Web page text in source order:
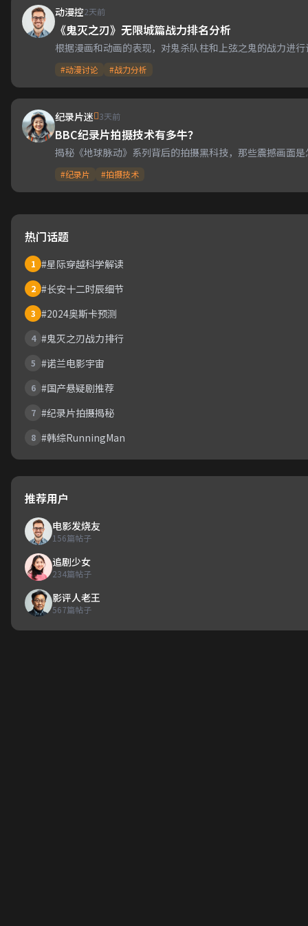
动漫控2天前
《鬼灭之刃》无限城篇战力排名分析
根据漫画和动画的表现，对鬼杀队柱和上弦之鬼的战力进行
#动漫讨论 #战力分析
纪录片迷 3天前
BBC纪录片拍摄技术有多牛？
揭秘《地球脉动》系列背后的拍摄黑科技，那些震撼画面是
#纪录片 #拍摄技术
热门话题
1 #星际穿越科学解读
2 #长安十二时辰细节
3 #2024奥斯卡预测
4 #鬼灭之刃战力排行
5 #诺兰电影宇宙
6 #国产悬疑剧推荐
7 #纪录片拍摄揭秘
8 #韩综RunningMan
推荐用户
电影发烧友
156篇帖子
追剧少女
234篇帖子
影评人老王
567篇帖子